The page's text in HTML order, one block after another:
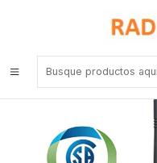
Kenwood NX-1200-ISCDK
analógico Intrínsecamente